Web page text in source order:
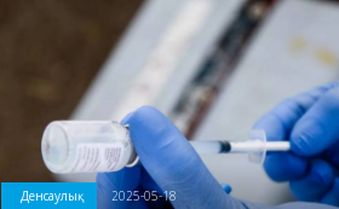
Денсаулық 2025-05-18